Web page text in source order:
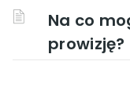
Na co
prowizję?